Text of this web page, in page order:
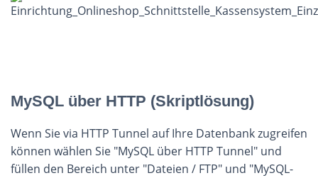
MySQL über HTTP (Skriptlösung)
Wenn Sie via HTTP Tunnel auf Ihre Datenbank zugreifen
können wählen Sie "MySQL über HTTP Tunnel" und
füllen den Bereich unter "Dateien / FTP" und "MySQL-